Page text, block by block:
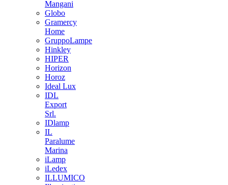
Mangani
Globo
Gramercy
Home
GruppoLampe
Hinkley
HIPER
Horizon
Horoz
Ideal Lux
IDL
Export
Srl.
IDlamp
IL
Paralume
Marina
iLamp
iLedex
ILLUMICO